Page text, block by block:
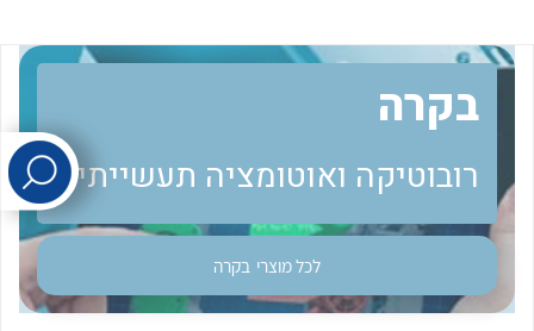
לכל מוצרי היצרן לכל מוצרי היצרן
לכל מוצרי היצרן לכל מוצרי היצרן
בקרה
רובוטיקה ואוטומציה תעשייתית
לכל מוצרי בקרה